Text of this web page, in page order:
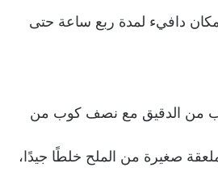
مكان دافيء لمدة ربع ساعة حتى
من الدقيق مع نصف كوب من
صغيرة من الملح خلطًا جيدًا،